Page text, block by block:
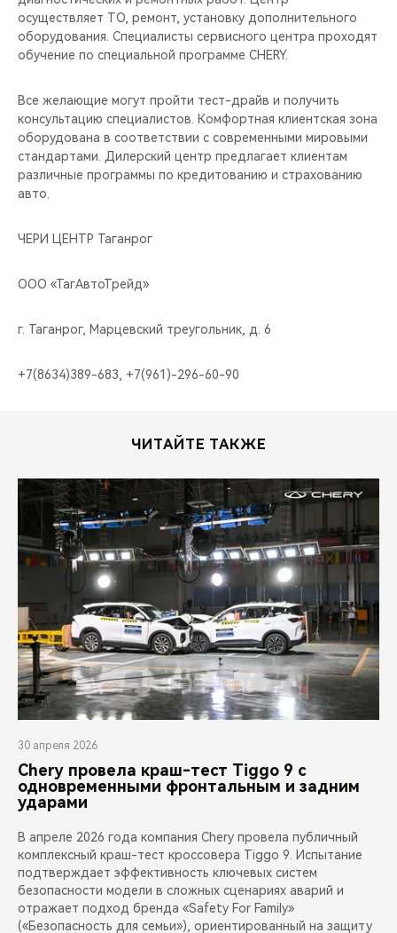
осуществляет ТО, ремонт, установку дополнительного
оборудования. Специалисты сервисного центра проходят
обучение по специальной программе CHERY.
Все желающие могут пройти тест-драйв и получить
консультацию специалистов. Комфортная клиентская зона
оборудована в соответствии с современными мировыми
стандартами. Дилерский центр предлагает клиентам
различные программы по кредитованию и страхованию
авто.
ЧЕРИ ЦЕНТР Таганрог
ООО «ТагАвтоТрейд»
г. Таганрог, Марцевский треугольник, д. 6
+7(8634)389-683, +7(961)-296-60-90
ЧИТАЙТЕ ТАКЖЕ
30 апреля 2026
Chery провела краш-тест Tiggo 9 с
одновременными фронтальным и задним
ударами
В апреле 2026 года компания Chery провела публичный
комплексный краш-тест кроссовера Tiggo 9. Испытание
подтверждает эффективность ключевых систем
безопасности модели в сложных сценариях аварий и
отражает подход бренда «Safety For Family»
(«Безопасность для семьи»), ориентированный на защиту